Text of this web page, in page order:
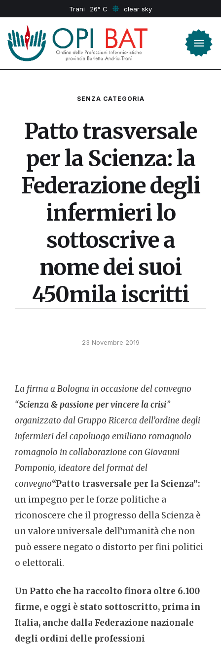
Trani 26 clear sky
SENZA CATEGORIA
Patto trasversale
per la Scienza: la
Federazione degli
infermieri lo
sottoscrive a
nome dei suoi
450mila iscritti
23 Novembre 2019
La firma a Bologna in occasione del convegno
“Scienza & passione per vincere la crisi”
organizzato dal Gruppo Ricerca dell’ordine degli
infermieri del capoluogo emiliano romagnolo
romagnolo in collaborazione con Giovanni
Pomponio, ideatore del format del
convegno“Patto trasversale per la Scienza”:
un impegno per le forze politiche a
riconoscere che il progresso della Scienza è
un valore universale dell’umanità che non
può essere negato o distorto per fini politici
o elettorali.
Un Patto che ha raccolto finora oltre 6.100
firme, e oggi è stato sottoscritto, prima in
Italia, anche dalla Federazione nazionale
degli ordini delle professioni